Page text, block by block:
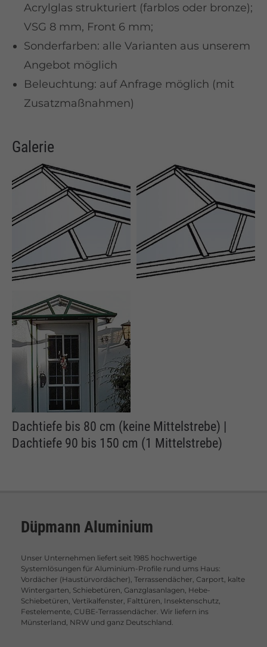
Acrylglas strukturiert (farblos oder bronze);
VSG 8 mm, Front 6 mm;
Sonderfarben: alle Varianten aus unserem
Angebot möglich
Beleuchtung: auf Anfrage möglich (mit
Zusatzmaßnahmen)
Galerie
Dachtiefe bis 80 cm (keine Mittelstrebe) |
Dachtiefe 90 bis 150 cm (1 Mittelstrebe)
Düpmann Aluminium
Unser Unternehmen liefert seit 1985 hochwertige
Systemlösungen für Aluminium-Profile rund ums Haus:
Vordächer (Haustürvordächer), Terrassendächer, Carport, kalte
Wintergarten, Schiebetüren, Ganzglasanlagen, Hebe-
Schiebetüren, Vertikalfenster, Falttüren, Insektenschutz,
Festelemente, CUBE-Terrassendächer. Wir liefern ins
Münsterland, NRW und ganz Deutschland.